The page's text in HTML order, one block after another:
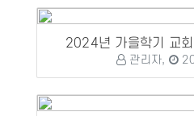
2024년 가을학기 교
관리자,